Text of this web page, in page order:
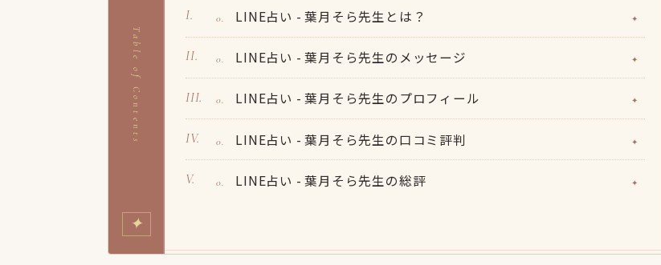
Table of Contents
✦
LINE占い - 葉月そら先生とは？
LINE占い - 葉月そら先生のメッセージ
LINE占い - 葉月そら先生のプロフィール
LINE占い - 葉月そら先生の口コミ評判
LINE占い - 葉月そら先生の総評